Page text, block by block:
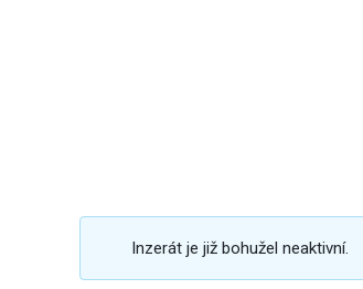
Inzerát je již bohužel neaktivní.